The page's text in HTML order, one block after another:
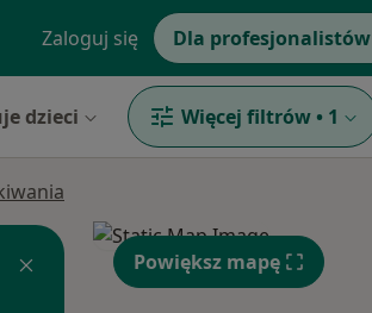
Zaloguj się Dla profesjonalistów
dzieci Więcej filtrów • 1
Powiększ mapę